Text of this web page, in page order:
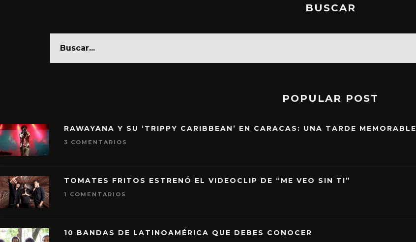
BUSCAR
POPULAR POST
RAWAYANA Y SU ‘TRIPPY CARIBBEAN’ EN CARACAS: UNA TARDE MEMORABLE
3 COMENTARIOS
TOMATES FRITOS ESTRENÓ EL VIDEOCLIP DE “ME VEO SIN TI”
1 COMENTARIOS
10 BANDAS DE LATINOAMÉRICA QUE DEBES CONOCER